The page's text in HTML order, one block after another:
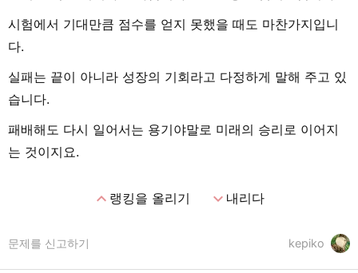
시험에서 기대만큼 점수를 얻지 못했을 때도 마찬가지입니
다.
실패는 끝이 아니라 성장의 기회라고 다정하게 말해 주고 있
습니다.
패배해도 다시 일어서는 용기야말로 미래의 승리로 이어지
는 것이지요.
expand_less랭킹을 올리기 expand_more내리다
kepiko
문제를 신고하기